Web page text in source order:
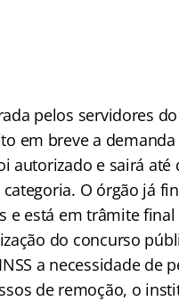
pelos servidores do
em breve a
autorizado e sairá até
O órgão já
e está em trâmite
do concurso
a necessidade de
de remoção, o